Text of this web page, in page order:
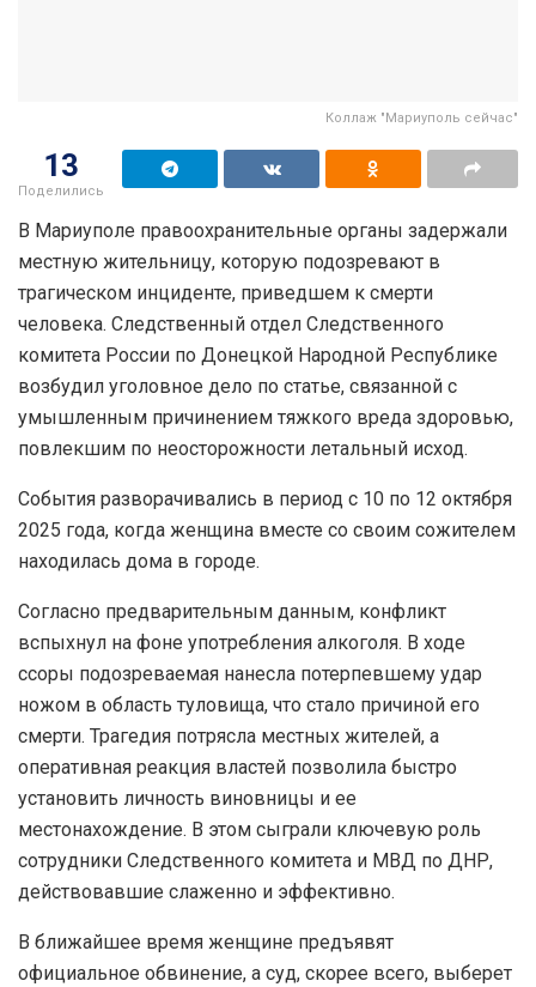
Коллаж "Мариуполь сейчас"
13
Поделились
В Мариуполе правоохранительные органы задержали
местную жительницу, которую подозревают в
трагическом инциденте, приведшем к смерти
человека. Следственный отдел Следственного
комитета России по Донецкой Народной Республике
возбудил уголовное дело по статье, связанной с
умышленным причинением тяжкого вреда здоровью,
повлекшим по неосторожности летальный исход.
События разворачивались в период с 10 по 12 октября
2025 года, когда женщина вместе со своим сожителем
находилась дома в городе.
Согласно предварительным данным, конфликт
вспыхнул на фоне употребления алкоголя. В ходе
ссоры подозреваемая нанесла потерпевшему удар
ножом в область туловища, что стало причиной его
смерти. Трагедия потрясла местных жителей, а
оперативная реакция властей позволила быстро
установить личность виновницы и ее
местонахождение. В этом сыграли ключевую роль
сотрудники Следственного комитета и МВД по ДНР,
действовавшие слаженно и эффективно.
В ближайшее время женщине предъявят
официальное обвинение, а суд, скорее всего, выберет